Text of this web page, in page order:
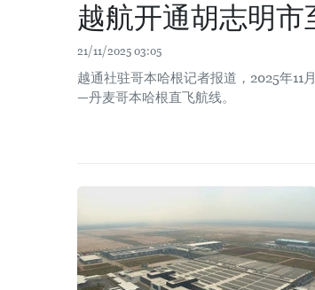
越航开通胡志明
21/11/2025 03:05
越通社驻哥本哈根记者报道，2025年11
—丹麦哥本哈根直飞航线。